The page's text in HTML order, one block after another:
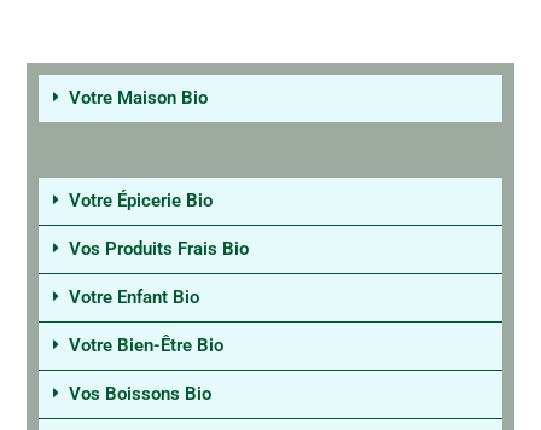
Votre Maison Bio
Votre Épicerie Bio
Vos Produits Frais Bio
Votre Enfant Bio
Votre Bien-Être Bio
Vos Boissons Bio